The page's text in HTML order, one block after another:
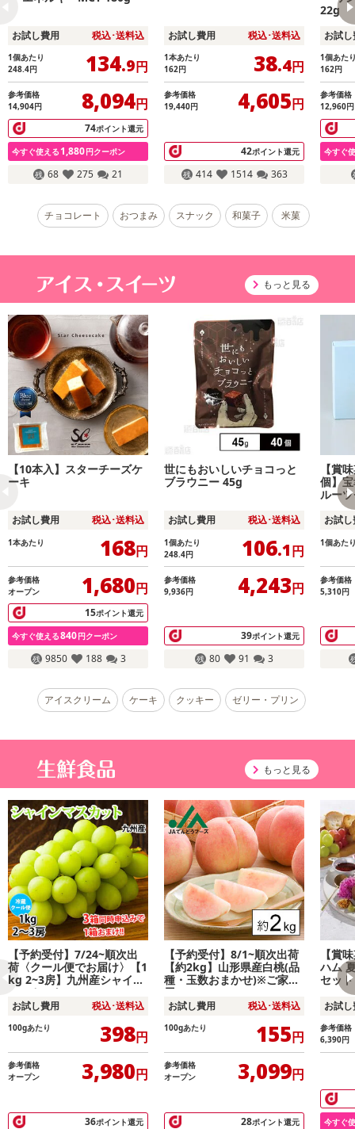
お試し費用 税込･送料込
1個あたり
248.4円 134.9円
参考価格
14,904円 8,094円
74ポイント還元
今すぐ使える 1,880円クーポン
68 275 21
お試し費用 税込･送料込
1本あたり
162円 38.4円
参考価格
19,440円 4,605円
42ポイント還元
414 1514 363
22g
お試
1個あた
162円
参考価格
12,960円
今すぐ
チョコレート おつまみ スナック 和菓子 米菓
もっと見る
【10本入】スターチーズケ
ーキ
お試し費用 税込･送料込
1本あたり 168円
参考価格
オープン
1,680円
15ポイント還元
今すぐ使える840円クーポン
9850 188 3
世にもおいしいチョコっと
ブラウニー 45g
お試し費用 税込･送料込
1個あたり
248.4円 106.1円
参考価格
9,936円 4,243円
39ポイント還元
80 91 3
【賞
個】
ルー
お試
1個あた
参考価格
5,310円
アイスクリーム ケーキ クッキー ゼリー・プリン
もっと見る
【予約受付】7/24~順次出
荷〈クール便でお届け〉【1
kg 2~3房】九州産シャイン
マスカット
お試し費用 税込･送料込
100gあたり 398円
参考価格
オープン
3,980円
36ポイント還元
【予約受付】8/1~順次出荷
【約2kg】山形県産白桃(品
種・玉数おまかせ)※ご家庭
用
お試し費用 税込･送料込
100gあたり 155円
参考価格
オープン
3,099円
28ポイント還元
【賞
ハム
セット
お試
参考価格
6,390円
今すぐ